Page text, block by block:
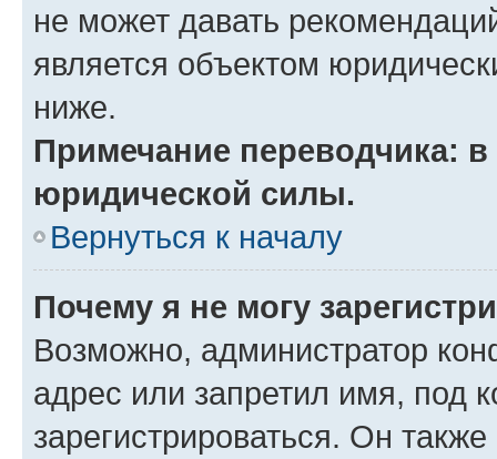
не может давать
является объектом
ниже.
Примечание переводчика:
юридической силы.
Вернуться к началу
Почему я не могу
Возможно, администратор
адрес или запретил имя, под
зарегистрироваться. Он